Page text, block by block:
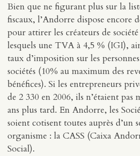
Bien que ne figurant plus sur la
fiscaux, l’Andorre dispose encore
pour attirer les créateurs de
lesquels une TVA à 4,5 % (IGI),
taux d’imposition sur les
sociétés (10% au maximum des
bénéfices). Si les entrepreneurs
de 2 330 en 2006, ils n’étaient pas
ans plus tard. En Andorre, les
soient cotisent toutes auprès d’un
organisme : la CASS (Caixa
Social).